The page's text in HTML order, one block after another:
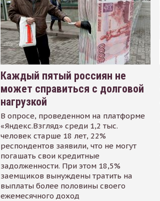
Каждый пятый россиян не
может справиться с долговой
нагрузкой
В опросе, проведенном на платформе
«Яндекс.Взгляд» среди 1,2 тыс.
человек старше 18 лет, 22%
респондентов заявили, что не могут
погашать свои кредитные
задолженности. При этом 18,5%
заемщиков вынуждены тратить на
выплаты более половины своего
ежемесячного доход